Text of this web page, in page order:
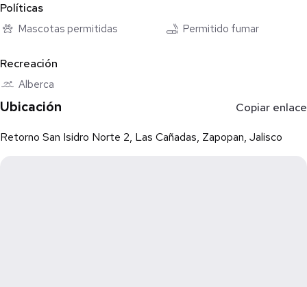
Pausa y Tierra, ofrece una oportunidad única para vivir en una
residencia contemporánea dentro de un entorno privilegiado.
Políticas
Mascotas permitidas Permitido fumar
Recreación
Alberca
Ubicación Copiar enlace
Retorno San Isidro Norte 2, Las Cañadas, Zapopan, Jalisco